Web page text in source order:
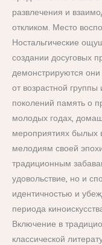
развлечения и
откликом. Место
Ностальгические
создании досуговых
демонстрируются
от возрастной
поколений память о
молодых годах,
мероприятиях былых
мелодиям своей
традиционным
удовольствие, но и
идентичностью и
периода
Включение в
классической